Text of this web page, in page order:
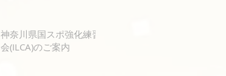
神奈川県国スポ強化練習
会(ILCA)のご案内